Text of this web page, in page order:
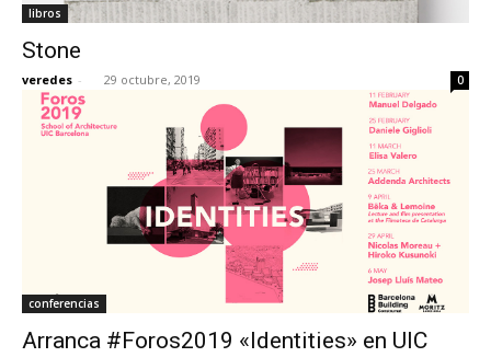
libros
Stone
veredes - 29 octubre, 2019 0
conferencias
Arranca #Foros2019 «Identities» en UIC